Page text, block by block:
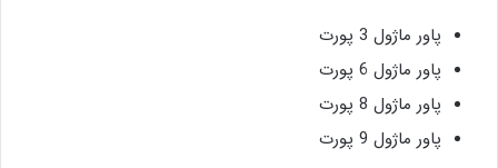
پاور ماژول 3 پورت
پاور ماژول 6 پورت
پاور ماژول 8 پورت
پاور ماژول 9 پورت